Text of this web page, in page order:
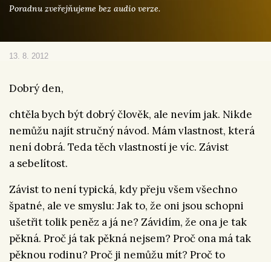
Poradnu zveřejňujeme bez audio verze.
13. 8. 2012
Dobrý den,
chtěla bych být dobrý člověk, ale nevím jak. Nikde
nemůžu najít stručný návod. Mám vlastnost, která
není dobrá. Teda těch vlastností je víc. Závist
a sebelítost.
Závist to není typická, kdy přeju všem všechno
špatné, ale ve smyslu: Jak to, že oni jsou schopni
ušetřit tolik peněz a já ne? Závidím, že ona je tak
pěkná. Proč já tak pěkná nejsem? Proč ona má tak
pěknou rodinu? Proč ji nemůžu mít? Proč to